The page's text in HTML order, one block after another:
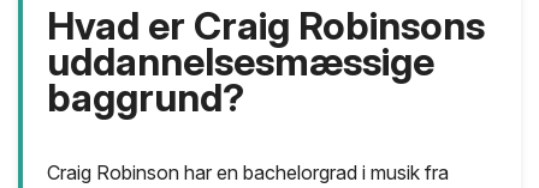
Hvad er Craig Robinsons
uddannelsesmæssige
baggrund?
Craig Robinson har en bachelorgrad i musik fra